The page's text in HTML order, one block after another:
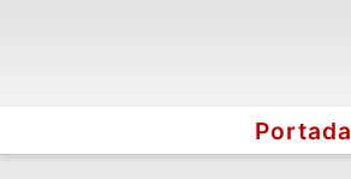
Portada